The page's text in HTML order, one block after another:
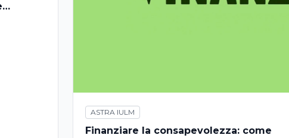
ASTRA IULM
Finanziare la consapevolezza: come